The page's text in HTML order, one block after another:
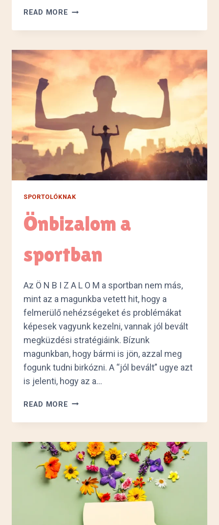
READ MORE SÁSDON
SPORTOLÓKNAK
Önbizalom a
sportban
Az Ö N B I Z A L O M a sportban nem más,
mint az a magunkba vetett hit, hogy a
felmerülő nehézségeket és problémákat
képesek vagyunk kezelni, vannak jól bevált
megküzdési stratégiáink. Bízunk
magunkban, hogy bármi is jön, azzal meg
fogunk tudni birkózni. A “jól bevált” ugye azt
is jelenti, hogy az a…
READ MORE ÖNBIZALOM
SPORTBAN